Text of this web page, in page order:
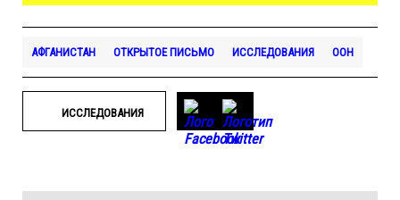
АФГАНИСТАН ОТКРЫТОЕ ПИСЬМО ИССЛЕДОВАНИЯ ООН
ИССЛЕДОВАНИЯ